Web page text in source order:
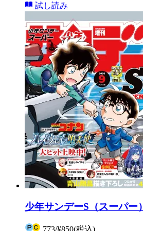
試し読み
少年サンデーS（スーパー）